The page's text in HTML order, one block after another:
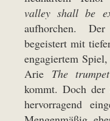
valley shall be
aufhorchen.
begeistert mit
engagiertem
Arie The
kommt. Doch der
hervorragend